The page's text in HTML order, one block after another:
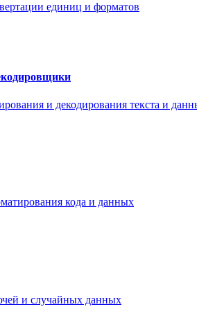
единиц и форматов
и декодирования текста и
кода и данных
и случайных данных